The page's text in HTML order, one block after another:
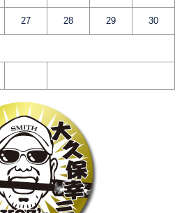
27 28 29 30